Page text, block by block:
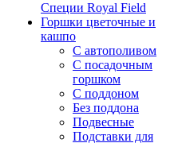
Специи Royal Field
Горшки цветочные и
кашпо
С автополивом
С посадочным
горшком
С поддоном
Без поддона
Подвесные
Подставки для